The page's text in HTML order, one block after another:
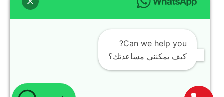
تابعنا لمعرفة العروض والجدول الأسبوعي:
🎥
TikTok
📱
Instagram
📘
Facebook
Can we help you?
كيف يمكنني مساعدتك؟